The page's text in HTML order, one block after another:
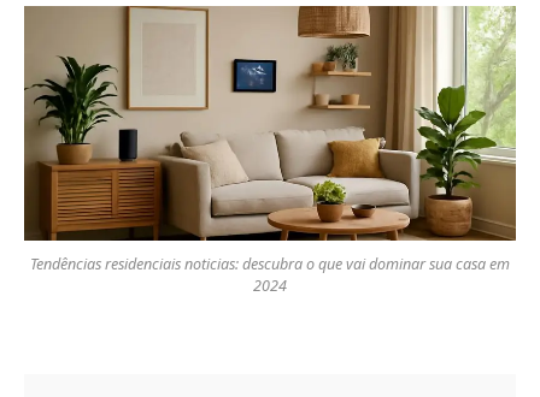
Tendências residenciais noticias: descubra o que vai dominar sua casa em
2024